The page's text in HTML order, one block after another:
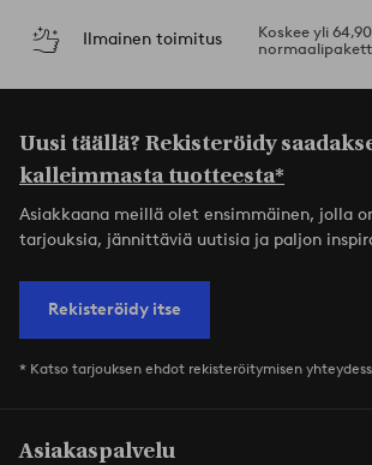
Ilmainen toimitus
Koskee yli
Uusi täällä? Rekisteröidy
kalleimmasta tuotteesta*
Asiakkaana meillä olet ensimmäinen, jolla
tarjouksia, jännittäviä uutisia ja paljon
Rekisteröidy itse
* Katso tarjouksen ehdot rekisteröitymisen
Asiakaspalvelu